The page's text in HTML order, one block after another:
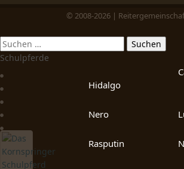
© 2008-2026 |
Schulpferde
Hidalgo
Nero
Rasputin